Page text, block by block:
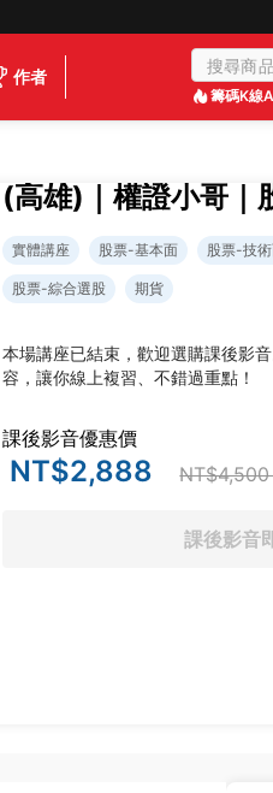
作者
籌碼K線
(高雄)｜權證小哥｜
實體講座 股票-基本面 股票-技
股票-綜合選股 期貨
本場講座已結束，歡迎選購課後影
容，讓你線上複習、不錯過重點！
課後影音優惠價
NT$2,888
課後影音